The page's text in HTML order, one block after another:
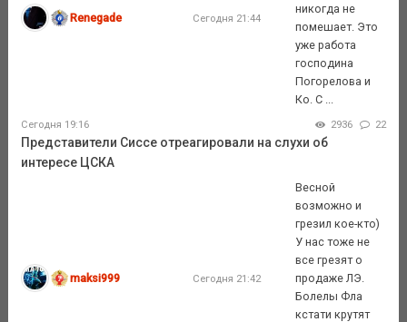
Renegade Сегодня 21:44
никогда не
помешает. Это
уже работа
господина
Погорелова и
Ко. С ...
Сегодня 19:16 2936 22
Представители Сиссе отреагировали на слухи об
интересе ЦСКА
maksi999 Сегодня 21:42
Весной
возможно и
грезил кое-кто)
У нас тоже не
все грезят о
продаже ЛЭ.
Болелы Фла
кстати крутят